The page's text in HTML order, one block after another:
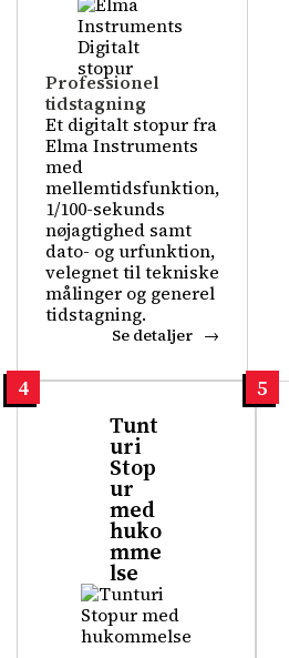
Professionel
tidstagning
Et digitalt stopur fra
Elma Instruments
med
mellemtidsfunktion,
1/100-sekunds
nøjagtighed samt
dato- og urfunktion,
velegnet til tekniske
målinger og generel
tidstagning.
Se detaljer
4
Tunt
uri
Stop
ur
med
huko
mme
lse
5